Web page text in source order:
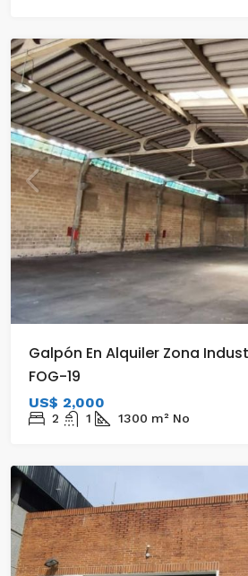
Galpón En Alquiler Zona
FOG-19
US$ 2,000
2 1 1300 m² No